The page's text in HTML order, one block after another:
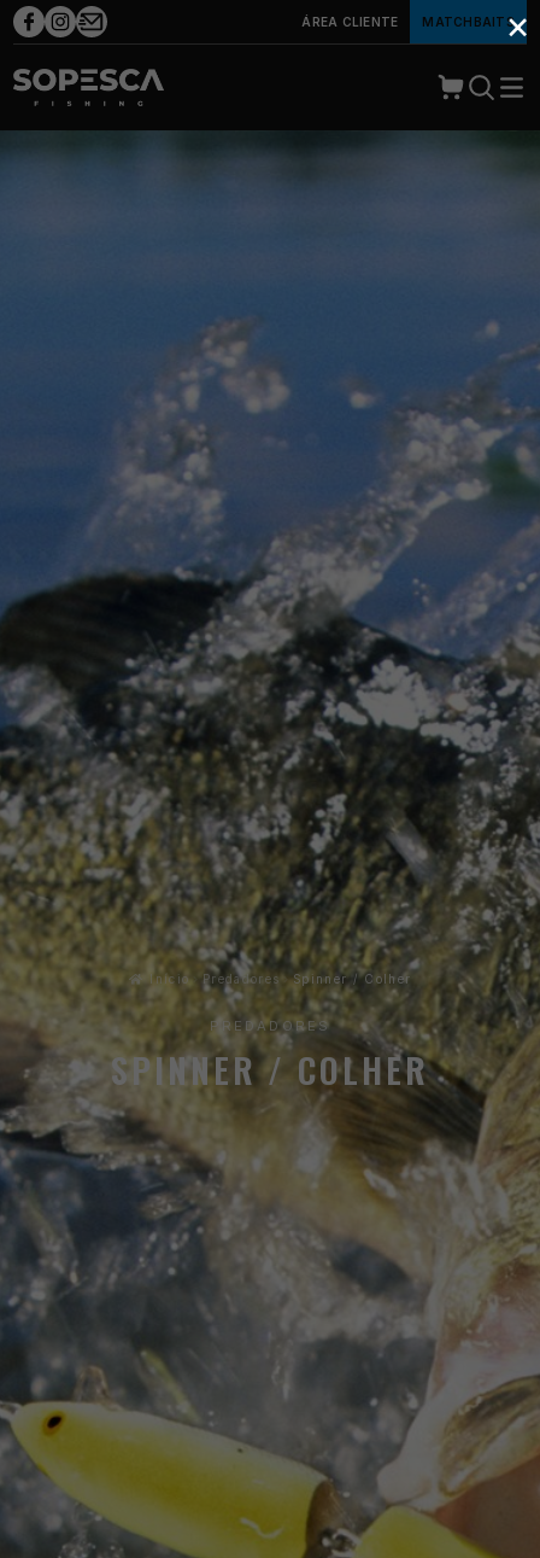
ÁREA CLIENTE MATCHBAITS
Início Predadores Spinner / Colher
PREDADORES
SPINNER / COLHER
×